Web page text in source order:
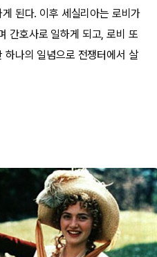
된다. 이후 세실리아는 로비가
간호사로 일하게 되고, 로비 또
하나의 일념으로 전쟁터에서 살